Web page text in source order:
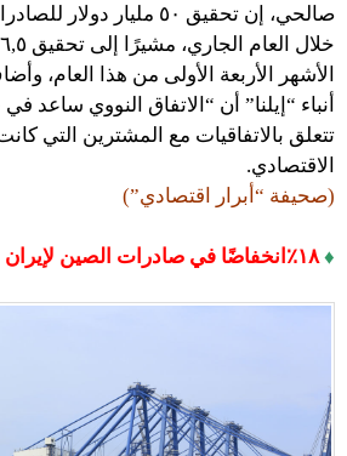
صالحي، إن تحقيق ٥٠ مليار
الأشهر الأربعة الأولى من هذا العام،
أنباء “إيلنا” أن “الاتفاق النووي ساعد
تتعلق بالاتفاقيات مع المشترين التي
الاقتصادي.
(صحيفة “أبرار اقتصادي”)
♦ ١٨٪‏انخفاضًا في صادرات الصين لإيران